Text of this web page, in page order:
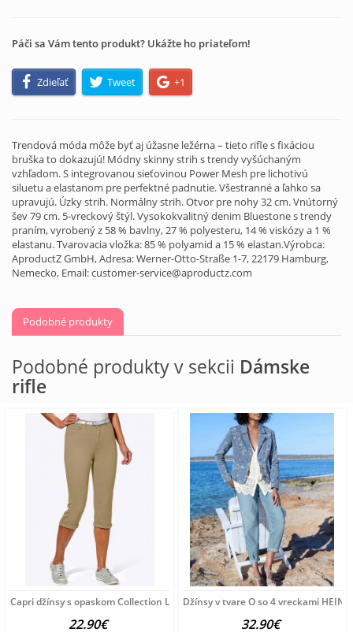
Páči sa Vám tento produkt? Ukážte ho priateľom!
Zdieľať Tweet +1
Trendová móda môže byť aj úžasne ležérna – tieto rifle s fixáciou
bruška to dokazujú! Módny skinny strih s trendy vyšúchaným
vzhľadom. S integrovanou sieťovinou Power Mesh pre lichotivú
siluetu a elastanom pre perfektné padnutie. Všestranné a ľahko sa
upravujú. Úzky strih. Normálny strih. Otvor pre nohy 32 cm. Vnútorný
šev 79 cm. 5-vreckový štýl. Vysokokvalitný denim Bluestone s trendy
praním, vyrobený z 58 % bavlny, 27 % polyesteru, 14 % viskózy a 1 %
elastanu. Tvarovacia vložka: 85 % polyamid a 15 % elastan.Výrobca:
AproductZ GmbH, Adresa: Werner-Otto-Straße 1-7, 22179 Hamburg,
Nemecko, Email: customer-service@aproductz.com
Podobné produkty
Podobné produkty v sekcii Dámske
rifle
Capri džínsy s opaskom Collection L, pieskové
22.90€
Džínsy v tvare O so 4 vreckami
32.90€